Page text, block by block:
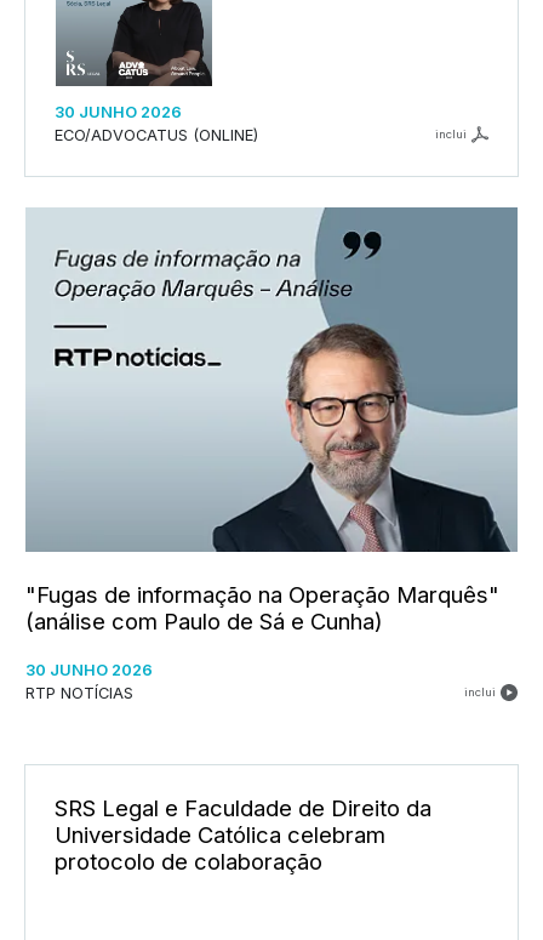
30 JUNHO 2026
ECO/ADVOCATUS (ONLINE)
inclui
"Fugas de informação na Operação Marquês"
(análise com Paulo de Sá e Cunha)
30 JUNHO 2026
RTP NOTÍCIAS
inclui
SRS Legal e Faculdade de Direito da
Universidade Católica celebram
protocolo de colaboração